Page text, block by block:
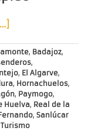
, Badajoz,
,
, El Algarve,
, Hornachuelos,
, Paymogo,
Huelva, Real de la
, Sanlúcar
Turismo